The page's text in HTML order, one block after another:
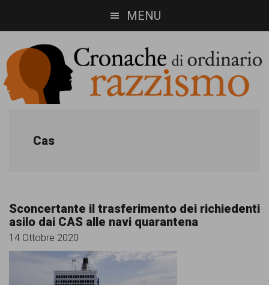
to
main
content
to
footer
MENU
razzismo
informazione,
approfondimento
comunicazione
Cas
Sconcertante il trasferimento dei richiedenti
asilo dai CAS alle navi quarantena
14 Ottobre 2020